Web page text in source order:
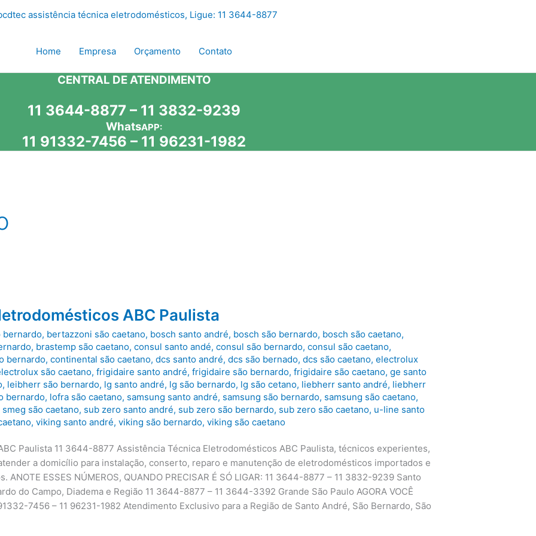
Home Empresa Orçamento Contato
CENTRAL DE ATENDIMENTO
11 3644-8877 – 11 3832-9239
WhatsAPP:
11 91332-7456 – 11 96231-1982
ABC Paulista
bernardo, bertazzoni são caetano, bosch santo andré, bosch são bernardo, bosch são caetano,
, brastemp são caetano,consul santo andé,consul são bernardo,consul são caetano,
bernardo,continental são caetano,dcs santo andré,dcs são bernado,dcs são caetano,electrolux
são caetano,frigidaire santo andré,frigidaire são bernardo,frigidaire são caetano,ge santo
, leibherr são bernardo, lg santo andré, lg são bernardo, lg são cetano, liebherr santo andré, liebherr
bernardo, lofra são caetano, samsung santo andré, samsung são bernardo, samsung são caetano,
smeg são caetano, sub zero santo andré, sub zero são bernardo, sub zero são caetano, u-line santo
,viking santo andré,viking são bernardo,viking são caetano
Paulista 11 3644-8877 Assistência Técnica Eletrodomésticos ABC Paulista, técnicos experientes,
a domicílio para instalação, conserto, reparo e manutenção de eletrodomésticos importados e
ESSES NÚMEROS, QUANDO PRECISAR É SÓ LIGAR: 11 3644-8877 – 11 3832-9239 Santo
do Campo, Diadema e Região 11 3644-8877 – 11 3644-3392 Grande São Paulo AGORA VOCÊ
91332-7456 – 11 96231-1982 Atendimento Exclusivo para a Região de Santo André, São Bernardo, São